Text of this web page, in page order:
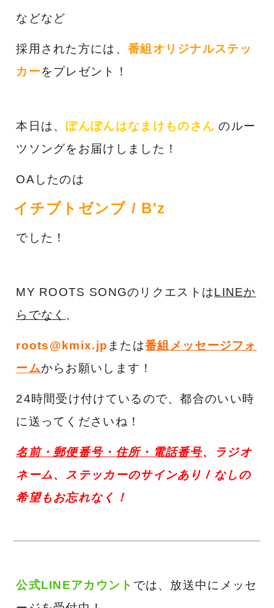
などなど
採用された方には、 番組オリジナルステッ
カーをプレゼント！
本日は、ぽんぽんはなまけものさんのルー
ツソングをお届けしました！
OAしたのは
イチブトゼンブ / B'z
でした！
MY ROOTS SONGのリクエストはLINEか
らでなく 、
roots@kmix.jp または番組メッセージフォ
ームからお願いします！
24時間受け付けているので、都合のいい時
に送ってくださいね！
名前・郵便番号・住所・電話番号、ラジオ
ネーム、 ステッカーのサインあり / なしの
希望もお忘れなく！
公式LINEアカウント では、放送中にメッセ